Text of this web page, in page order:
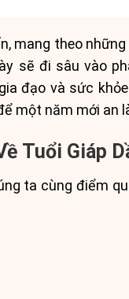
mang theo
sẽ đi sâu vào
đạo và sức
một năm mới an
Tuổi Giáp
ta cùng điểm